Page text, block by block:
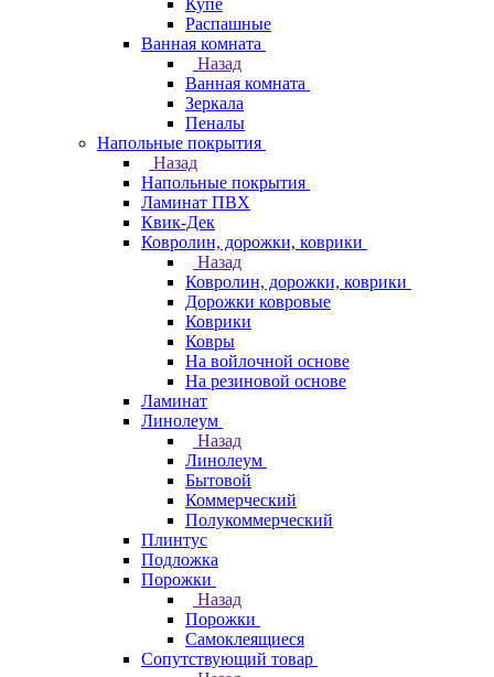
Купе
Распашные
Ванная комната
Назад
Ванная комната
Зеркала
Пеналы
Напольные покрытия
Назад
Напольные покрытия
Ламинат ПВХ
Квик-Дек
Ковролин, дорожки, коврики
Назад
Ковролин, дорожки, коврики
Дорожки ковровые
Коврики
Ковры
На войлочной основе
На резиновой основе
Ламинат
Линолеум
Назад
Линолеум
Бытовой
Коммерческий
Полукоммерческий
Плинтус
Подложка
Порожки
Назад
Порожки
Самоклеящиеся
Сопутствующий товар